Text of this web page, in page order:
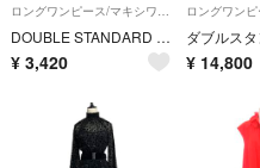
ロングワンピース/マキシワンピース
DOUBLE STANDARD CLOTHING ダブルスタンダードクロージング フリル ノースリーブ ワンピース sizeF/モカ ■◆ レディース
¥ 3,420 ¥ 14,800